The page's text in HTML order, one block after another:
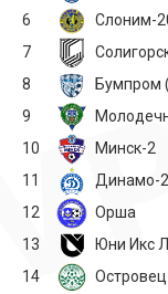
6
Слоним-
7
8
Бумпром
9
10
Минск-2
11
Динамо-
12
Орша
13
Юни Икс
14
Островец